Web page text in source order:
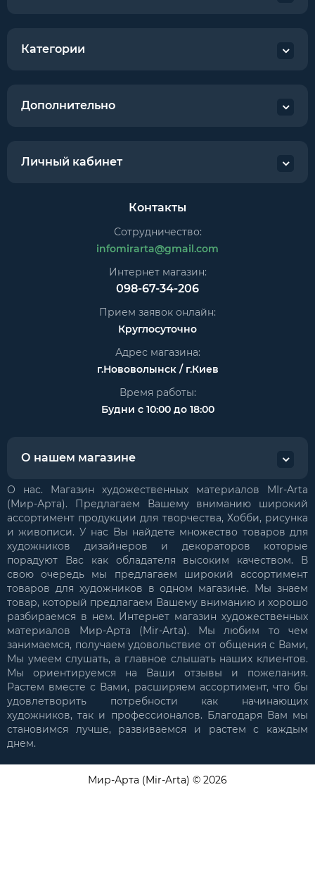
Категории
Дополнительно
Личный кабинет
Контакты
Сотрудничество:
infomirarta@gmail.com
Интернет магазин:
098-67-34-206
Прием заявок онлайн:
Круглосуточно
Адрес магазина:
г.Нововолынск / г.Киев
Время работы:
Будни с 10:00 до 18:00
О нашем магазине
О нас. Магазин художественных материалов MIr-Arta
(Мир-Арта). Предлагаем Вашему вниманию широкий
ассортимент продукции для творчества, Хобби, рисунка
и живописи. У нас Вы найдете множество товаров для
художников дизайнеров и декораторов которые
порадуют Вас как обладателя высоким качеством. В
свою очередь мы предлагаем широкий ассортимент
товаров для художников в одном магазине. Мы знаем
товар, который предлагаем Вашему вниманию и хорошо
разбираемся в нем. Интернет магазин художественных
материалов Мир-Арта (Mir-Arta). Мы любим то чем
занимаемся, получаем удовольствие от общения с Вами,
Мы умеем слушать, а главное слышать наших клиентов.
Мы ориентируемся на Ваши отзывы и пожелания.
Растем вместе с Вами, расширяем ассортимент, что бы
удовлетворить потребности как начинающих
художников, так и профессионалов. Благодаря Вам мы
становимся лучше, развиваемся и растем с каждым
днем.
Мир-Арта (Mir-Arta) © 2026